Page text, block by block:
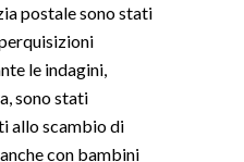
postale sono stati
le indagini,
sono stati
allo scambio di
con bambini